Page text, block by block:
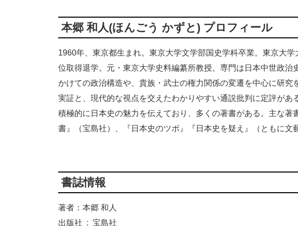
本郷 和人(ほんごう かずと) プロフィール
1960年、東京都生まれ。東京大学文学部国史学科卒業。東京大
位取得退学。元・東京大学史料編纂所教授。専門は日本中世政治
かけての政治構造や、貴族・武士の権力関係の変遷を中心に研究
実証と、現代的な視点を交えたわかりやすい通説批判に定評があ
積極的に日本史の魅力を伝えており、多くの著書がある。主な著
書』（宝島社）、『日本史のツボ』『日本史を疑え』（ともに文
書誌情報
著者：本郷 和人
出版社 ‏ : ‎ 宝島社